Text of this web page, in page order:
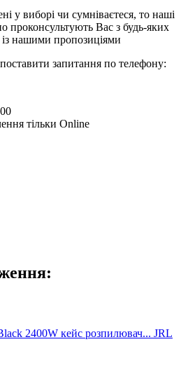
у виборі чи сумніваєтеся, то наші
проконсультують Вас з будь-яких
нашими пропозиціями
запитання по телефону:
тільки Online
2400W кейс розпилювач... JRL